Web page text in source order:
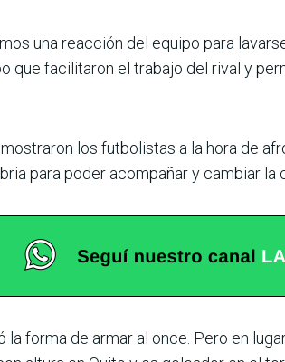
una reacción del equipo para
que facilitaron el trabajo del rival y
los futbolistas a la hora de
para poder acompañar y cambiar
la forma de armar al once. Pero en